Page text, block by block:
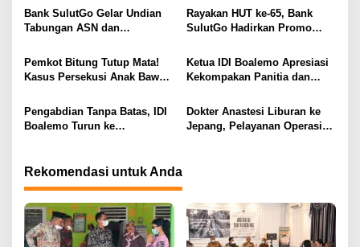
p
o
s
Dipulangkan
Silaturahmi
Bank SulutGo Gelar Undian
Tabungan ASN dan
dan 51 Sepeda Motor
Rayakan HUT ke-65, Bank
SulutGo Hadirkan Promo
ASN, PPPK, dan Pensiunan
Pemkot Bitung Tutup Mata!
Kasus Persekusi Anak Bawah
Katung Tanpa Atensi
Ketua IDI Boalemo Apresiasi
Kekompakan Panitia dan
pada HBDI ke-118
Pengabdian Tanpa Batas, IDI
Boalemo Turun ke
Dokter Anastesi Liburan ke
Jepang, Pelayanan Operasi
Rekomendasi untuk Anda